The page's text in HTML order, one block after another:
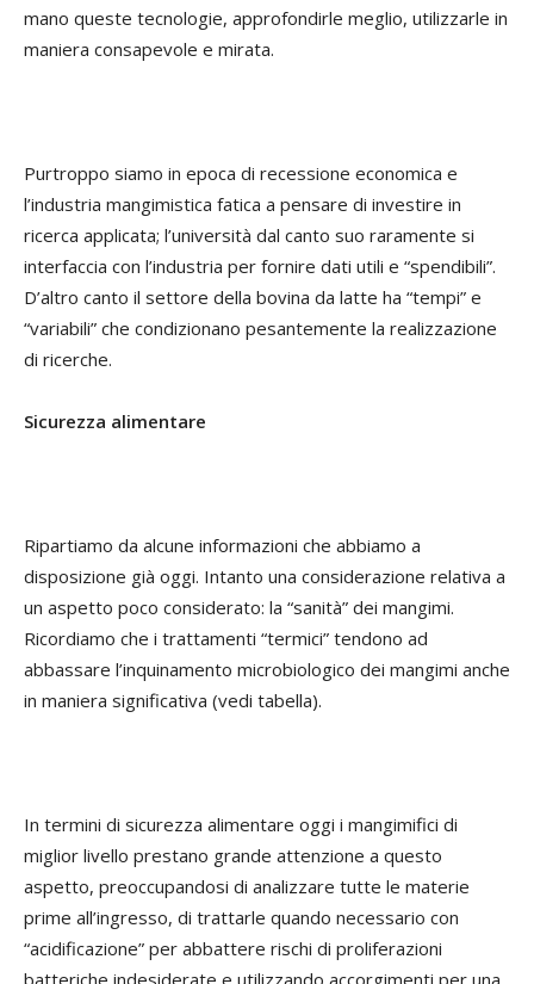
mano queste tecnologie, approfondirle meglio, utilizzarle in
maniera consapevole e mirata.
Purtroppo siamo in epoca di recessione economica e
l’industria mangimistica fatica a pensare di investire in
ricerca applicata; l’università dal canto suo raramente si
interfaccia con l’industria per fornire dati utili e “spendibili”.
D’altro canto il settore della bovina da latte ha “tempi” e
“variabili” che condizionano pesantemente la realizzazione
di ricerche.
Sicurezza alimentare
Ripartiamo da alcune informazioni che abbiamo a
disposizione già oggi. Intanto una considerazione relativa a
un aspetto poco considerato: la “sanità” dei mangimi.
Ricordiamo che i trattamenti “termici” tendono ad
abbassare l’inquinamento microbiologico dei mangimi anche
in maniera significativa (vedi tabella).
In termini di sicurezza alimentare oggi i mangimifici di
miglior livello prestano grande attenzione a questo
aspetto, preoccupandosi di analizzare tutte le materie
prime all’ingresso, di trattarle quando necessario con
“acidificazione” per abbattere rischi di proliferazioni
batteriche indesiderate e utilizzando accorgimenti per una